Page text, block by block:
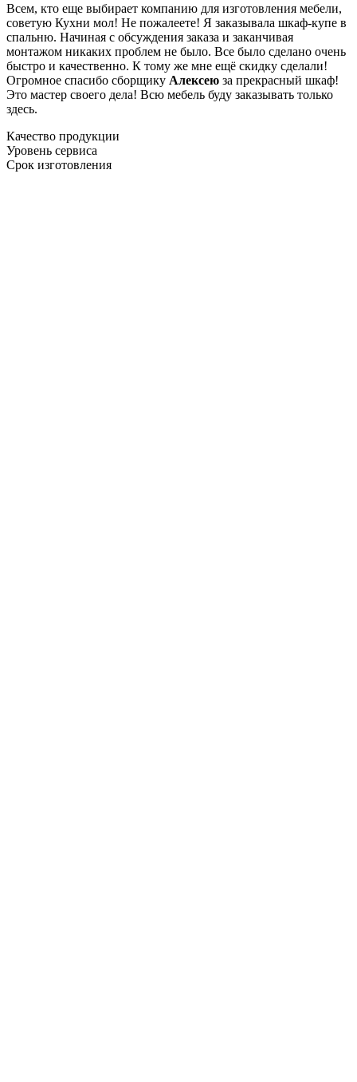
Всем, кто еще выбирает компанию для изготовления мебели,
советую Кухни мол! Не пожалеете! Я заказывала шкаф-купе в
спальню. Начиная с обсуждения заказа и заканчивая
монтажом никаких проблем не было. Все было сделано очень
быстро и качественно. К тому же мне ещё скидку сделали!
Огромное спасибо сборщику Алексею за прекрасный шкаф!
Это мастер своего дела! Всю мебель буду заказывать только
здесь.
Качество продукции
Уровень сервиса
Срок изготовления